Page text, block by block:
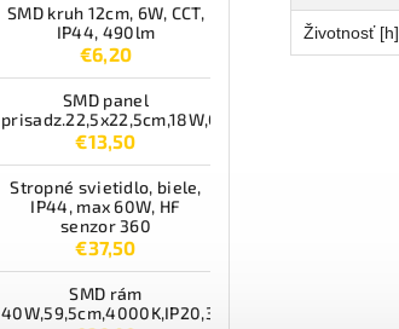
SMD kruh 12cm, 6W, CCT,
IP44, 490lm
€6,20
SMD panel
prisadz.22,5x22,5cm,18W,CCT,IP44,1550lm
€13,50
Stropné svietidlo, biele,
IP44, max 60W, HF
senzor 360
€37,50
SMD rám
40W,59,5cm,4000K,IP20,3600lm,biely
Životnosť [h]